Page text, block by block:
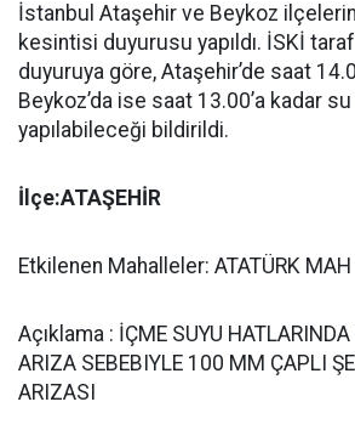
İstanbul Ataşehir ve Beykoz
kesintisi duyurusu yapıldı. İSKİ
duyuruya göre, Ataşehir’de saat
Beykoz’da ise saat 13.00’a kadar
yapılabileceği bildirildi.
İlçe:ATAŞEHİR
Etkilenen Mahalleler: ATATÜRK MAH
Açıklama : İÇME SUYU HATLARINDA
ARIZA SEBEBIYLE 100 MM ÇAPLI
ARIZASI